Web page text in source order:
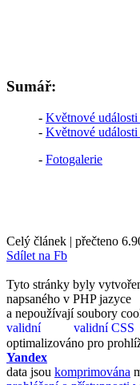
Sumář:
- Květnové
- Květnové
- Fotogalerie
Celý článek | přečteno
Sdílet na Fb
Tyto stránky byly
napsaného v PHP jazyce
a nepoužívají soubory
optimalizováno pro
Yandex
data jsou komprimována